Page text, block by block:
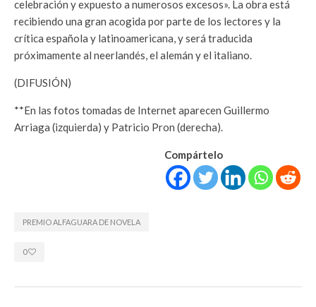
celebración y expuesto a numerosos excesos». La obra está
recibiendo una gran acogida por parte de los lectores y la
crítica española y latinoamericana, y será traducida
próximamente al neerlandés, el alemán y el italiano.
(DIFUSIÓN)
**En las fotos tomadas de Internet aparecen Guillermo
Arriaga (izquierda) y Patricio Pron (derecha).
Compártelo
PREMIO ALFAGUARA DE NOVELA
0